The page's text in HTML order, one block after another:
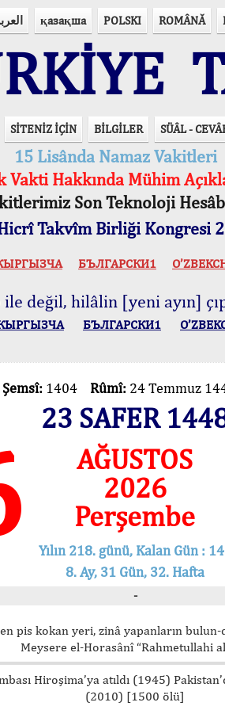
қазақша POLSKI ROMÂNĂ
SİTENİZ İÇİN BİLGİLER SÜÂL -
15 Lisânda Namaz Vakitleri
Vakti Hakkında Mühim
Son Teknoloji
Takvîm Birliği Kongresi
БЪЛГАРСКИ1
değil, hilâlin [yeni ayın]
БЪЛГАРСКИ1
1404 Rûmî: 24 Temmuz
23 SAFER
AĞUSTOS
2026
Perşembe
Yılın 218. günü, Kalan Gün :
8. Ay, 31 Gün, 32. Hafta
-
pis kokan yeri, zinâ yapanların bulun-
Meysere el-Horasânî “Rahmetullahi
Hiroşima’ya atıldı (1945)
(2010) [1500 ölü]